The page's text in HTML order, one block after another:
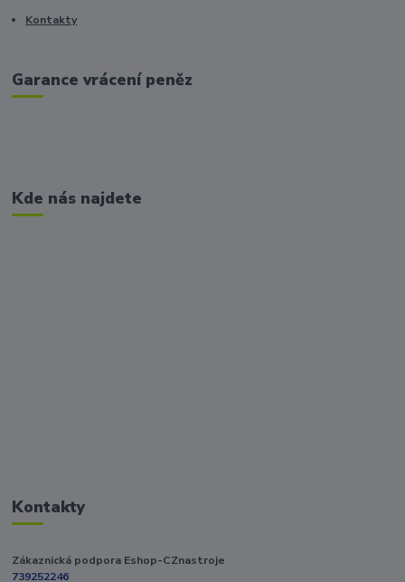
Kontakty
Garance vrácení peněz
Kde nás najdete
Kontakty
Zákaznická podpora Eshop-CZnastroje
739252246